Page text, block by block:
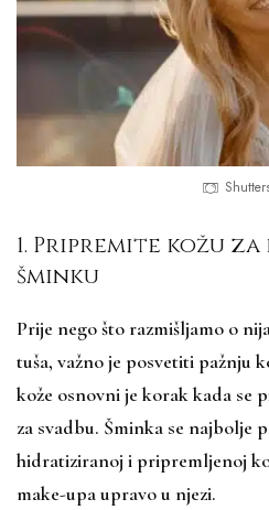
1. Pripremite kožu
šminku
Prije nego što razmišljamo o
tuša, važno je posvetiti pažnju
kože osnovni je korak kada se
za svadbu. Šminka se najbolje
hidratiziranoj i pripremljenoj
make-upa upravo u njezi.